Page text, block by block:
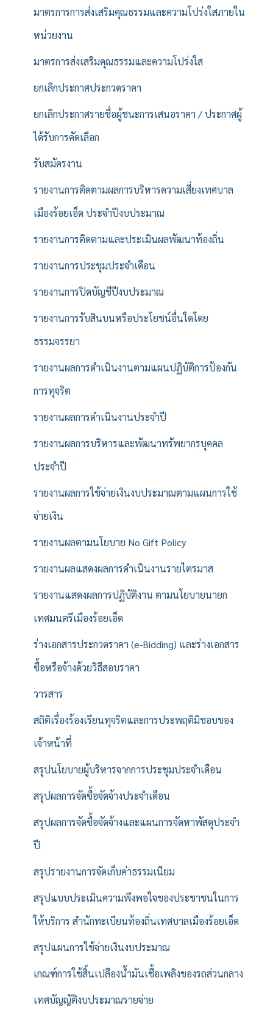
มาตรการการส่งเสริมคุณธรรมและความโปร่งใสภายใน
หน่วยงาน
มาตรการส่งเสริมคุณธรรมและความโปร่งใส
ยกเลิกประกาศประกวดราคา
ยกเลิกประกาศรายชื่อผู้ชนะการเสนอราคา / ประกาศผู้
ได้รับการคัดเลือก
รับสมัครงาน
รายงานการติดตามผลการบริหารความเสี่ยงเทศบาล
เมืองร้อยเอ็ด ประจำปีงบประมาณ
รายงานการติดตามและประเมินผลพัฒนาท้องถิ่น
รายงานการประชุมประจำเดือน
รายงานการปิดบัญชีปีงบประมาณ
รายงานการรับสินบนหรือประโยชน์อื่นใดโดย
ธรรมจรรยา
รายงานผลการดำเนินงานตามแผนปฏิบัติการป้องกัน
การทุจริต
รายงานผลการดำเนินงานประจำปี
รายงานผลการบริหารและพัฒนาทรัพยากรบุคคล
ประจำปี
รายงานผลการใช้จ่ายเงินงบประมาณตามแผนการใช้
จ่ายเงิน
รายงานผลตามนโยบาย No Gift Policy
รายงานผลแสดงผลการดำเนินงานรายไตรมาส
รายงานแสดงผลการปฏิบัติงาน ตามนโยบายนายก
เทศมนตรีเมืองร้อยเอ็ด
ร่างเอกสารประกวดราคา (e-Bidding) และร่างเอกสาร
ซื้อหรือจ้างด้วยวิธีสอบราคา
วารสาร
สถิติเรื่องร้องเรียนทุจริตและการประพฤติมิชอบของ
เจ้าหน้าที่
สรุปนโยบายผู้บริหารจากการประชุมประจำเดือน
สรุปผลการจัดซื้อจัดจ้างประจำเดือน
สรุปผลการจัดซื้อจัดจ้างและแผนการจัดหาพัสดุประจำ
ปี
สรุปรายงานการจัดเก็บค่าธรรมเนียม
สรุปแบบประเมินความพึงพอใจของประชาชนในการ
ให้บริการ สำนักทะเบียนท้องถิ่นเทศบาลเมืองร้อยเอ็ด
สรุปแผนการใช้จ่ายเงินงบประมาณ
เกณฑ์การใช้สิ้นเปลืองน้ำมันเชื้อเพลิงของรถส่วนกลาง
เทศบัญญัติงบประมาณรายจ่าย